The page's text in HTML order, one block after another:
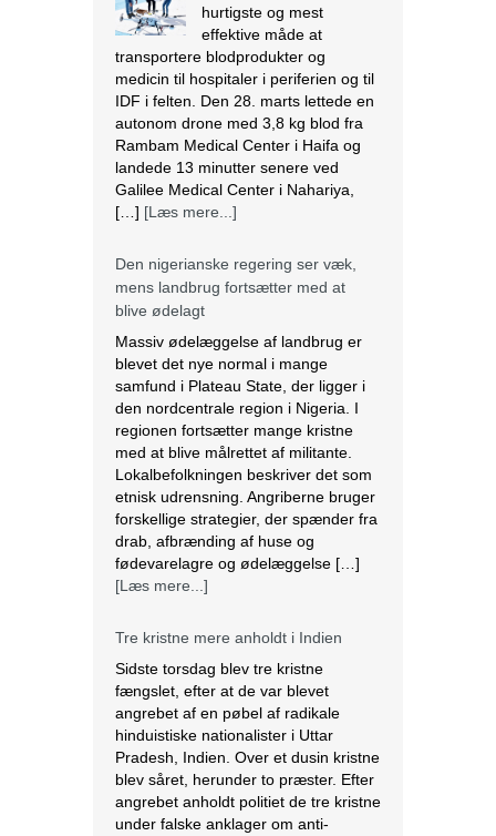
hurtigste og mest
effektive måde at
transportere blodprodukter og
medicin til hospitaler i periferien og til
IDF i felten. Den 28. marts lettede en
autonom drone med 3,8 kg blod fra
Rambam Medical Center i Haifa og
landede 13 minutter senere ved
Galilee Medical Center i Nahariya,
[…] [Læs mere...]
Den nigerianske regering ser væk,
mens landbrug fortsætter med at
blive ødelagt
Massiv ødelæggelse af landbrug er
blevet det nye normal i mange
samfund i Plateau State, der ligger i
den nordcentrale region i Nigeria. I
regionen fortsætter mange kristne
med at blive målrettet af militante.
Lokalbefolkningen beskriver det som
etnisk udrensning. Angriberne bruger
forskellige strategier, der spænder fra
drab, afbrænding af huse og
fødevarelagre og ødelæggelse […]
[Læs mere...]
Tre kristne mere anholdt i Indien
Sidste torsdag blev tre kristne
fængslet, efter at de var blevet
angrebet af en pøbel af radikale
hinduistiske nationalister i Uttar
Pradesh, Indien. Over et dusin kristne
blev såret, herunder to præster. Efter
angrebet anholdt politiet de tre kristne
under falske anklager om anti-